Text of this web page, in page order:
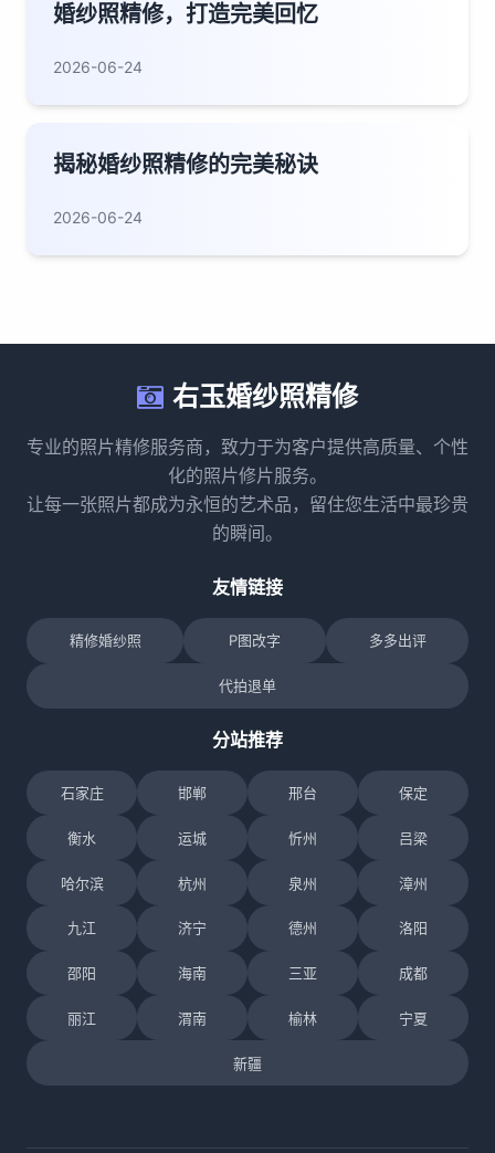
婚纱照精修，打造完美回忆
2026-06-24
揭秘婚纱照精修的完美秘诀
2026-06-24
右玉婚纱照精修
专业的照片精修服务商，致力于为客户提供高质量、个性
化的照片修片服务。
让每一张照片都成为永恒的艺术品，留住您生活中最珍贵
的瞬间。
友情链接
精修婚纱照 P图改字 多多出评
代拍退单
分站推荐
石家庄 邯郸 邢台 保定
衡水 运城 忻州 吕梁
哈尔滨 杭州 泉州 漳州
九江 济宁 德州 洛阳
邵阳 海南 三亚 成都
丽江 渭南 榆林 宁夏
新疆